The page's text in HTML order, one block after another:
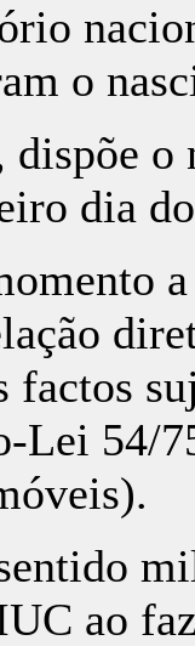
o
dispõe
dia
factos
Lei 54/
ao